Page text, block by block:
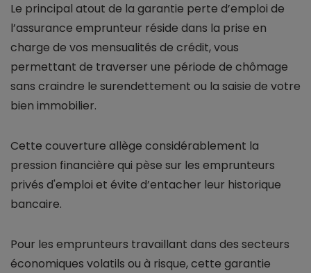
Le principal atout de la garantie perte d’emploi de
l’assurance emprunteur réside dans la prise en
charge de vos mensualités de crédit, vous
permettant de traverser une période de chômage
sans craindre le surendettement ou la saisie de votre
bien immobilier.
Cette couverture allège considérablement la
pression financière qui pèse sur les emprunteurs
privés d'emploi et évite d’entacher leur historique
bancaire.
Pour les emprunteurs travaillant dans des secteurs
économiques volatils ou à risque, cette garantie